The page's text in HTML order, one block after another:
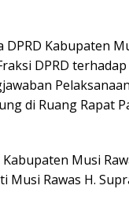
Kabupaten
DPRD terhadap
di Ruang Rapat
Musi
Musi Rawas H.